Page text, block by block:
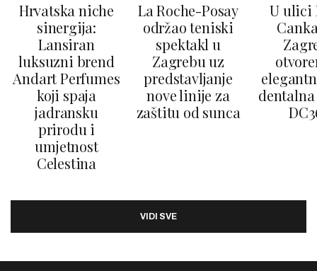
Hrvatska niche
sinergija:
Lansiran
luksuzni brend
Andart Perfumes
koji spaja
jadransku
prirodu i
umjetnost
Celestina
La Roche-Posay
održao teniski
spektakl u
Zagrebu uz
predstavljanje
nove linije za
zaštitu od sunca
U ulici
VIDI SVE